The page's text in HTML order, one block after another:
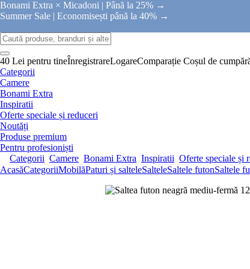
Bonami Extra × Micadoni | Până la 25% →
Summer Sale | Economisești până la 40% →
40 Lei pentru tineÎnregistrareLogareComparație Coșul de
Categorii
Camere
Bonami Extra
Inspiratii
Oferte speciale și reduceri
Noutăți
Produse premium
Pentru profesioniști
Categorii Camere Bonami Extra Inspiratii Oferte speciale și
AcasăCategoriiMobilăPaturi și salteleSalteleSaltele futonSaltele